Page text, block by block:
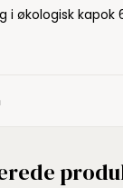
i økologisk kapok